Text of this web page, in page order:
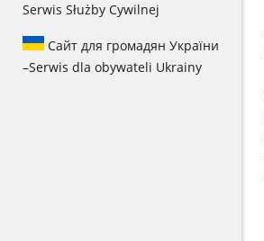
Serwis Służby Cywilnej
Сайт для громадян України
–Serwis dla obywateli Ukrainy